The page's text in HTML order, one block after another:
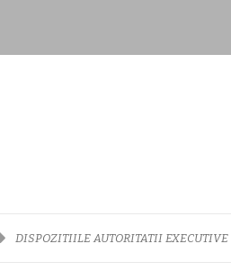
DISPOZITIILE AUTORITATII EXECUTIVE